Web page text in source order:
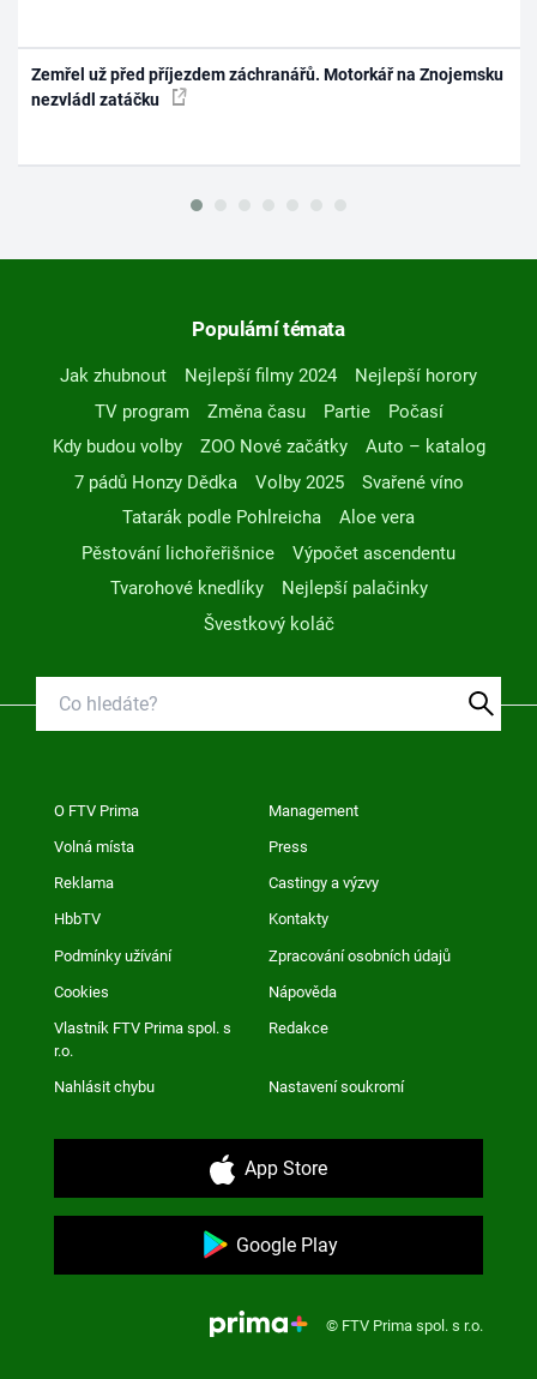
Zemřel už před příjezdem záchranářů. Motorkář na Znojemsku
nezvládl zatáčku
Populární témata
Jak zhubnout Nejlepší filmy 2024
Nejlepší horory
TV program
Změna času Partie
Počasí
Kdy budou volby
ZOO Nové začátky
Auto – katalog
7 pádů Honzy Dědka
Volby 2025
Svařené víno
Tatarák podle Pohlreicha
Aloe vera
Pěstování lichořeřišnice
Výpočet ascendentu
Tvarohové knedlíky
Nejlepší palačinky
Švestkový koláč
O FTV Prima Management
Volná místa Press
Reklama Castingy a výzvy
HbbTV Kontakty
Podmínky užívání Zpracování osobních údajů
Cookies Nápověda
Vlastník FTV Prima spol. s
r.o.
Redakce
Nahlásit chybu Nastavení soukromí
App Store
Google Play
© FTV Prima spol. s r.o.